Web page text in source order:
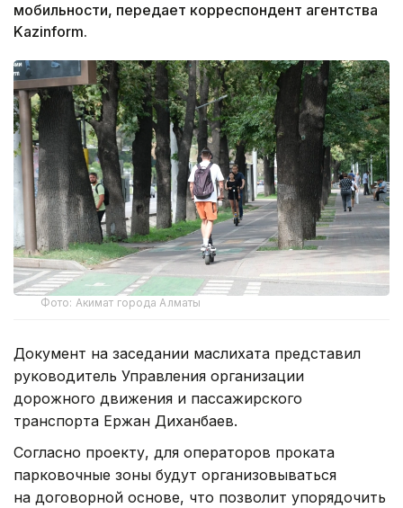
мобильности, передает корреспондент агентства
Kazinform.
Фото: Акимат города Алматы
Документ на заседании маслихата представил
руководитель Управления организации
дорожного движения и пассажирского
транспорта Ержан Диханбаев.
Согласно проекту, для операторов проката
парковочные зоны будут организовываться
на договорной основе, что позволит упорядочить